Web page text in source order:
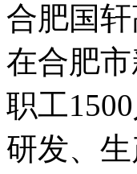
合肥国
在合肥
职工
研发、